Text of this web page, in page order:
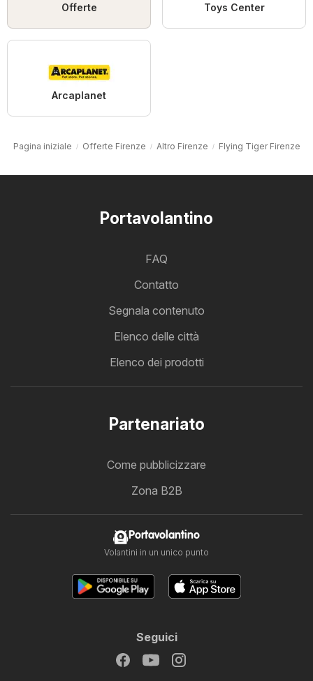
Offerte Toys Center
Arcaplanet
Pagina iniziale Offerte Firenze Altro Firenze Flying Tiger Firenze
Portavolantino
FAQ
Contatto
Segnala contenuto
Elenco delle città
Elenco dei prodotti
Partenariato
Come pubblicizzare
Zona B2B
Portavolantino
Volantini in un unico punto
Seguici